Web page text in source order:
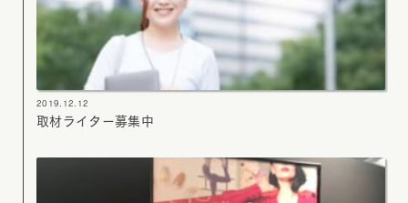
2019.12.12
取材ライター募集中